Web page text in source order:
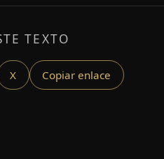
TEXTO
X Copiar enlace